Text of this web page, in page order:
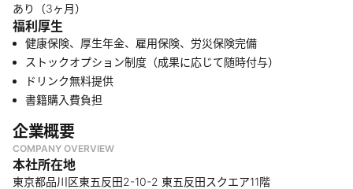
あり（3ヶ月）
福利厚生
健康保険、厚生年金、雇用保険、労災保険完備
ストックオプション制度（成果に応じて随時付与）
ドリンク無料提供
書籍購入費負担
企業概要
COMPANY OVERVIEW
本社所在地
東京都品川区東五反田2-10-2 東五反田スクエア11階